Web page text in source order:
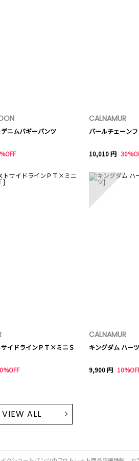
ニムバギーパンツ
CALNAMUR
パールチェーン
10,010 円
イドラインＰＴ×ミニＳ
CALNAMUR
キングダム ハー
9,900 円
VIEW ALL